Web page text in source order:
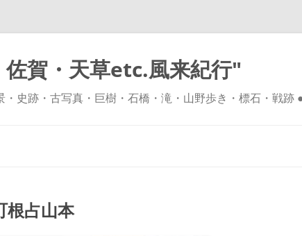
賀・天草etc.風来紀行"
史跡・古写真・巨樹・石橋・滝・山野歩き・標石・戦跡
占山本